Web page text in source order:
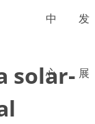
中
心
发
展
solar-